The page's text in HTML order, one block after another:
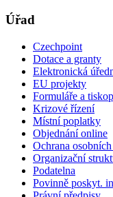
Úřad
Czechpoint
Dotace a granty
Elektronická
EU projekty
Formuláře a
Krizové řízení
Místní poplatky
Objednání online
Ochrana
Organizační
Podatelna
Povinně poskyt.